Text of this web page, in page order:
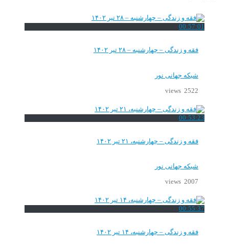
00:57:01
فقه و زندگی – چهارشنبه – ۲۸ تیر ۱۴۰۲
شبکه جهانی نور
2522 views
00:53:23
فقه و زندگی – چهارشنبه، ۲۱ تیر ۱۴۰۲
شبکه جهانی نور
2007 views
00:55:37
فقه و زندگی – چهارشنبه، ۱۴ تیر ۱۴۰۲